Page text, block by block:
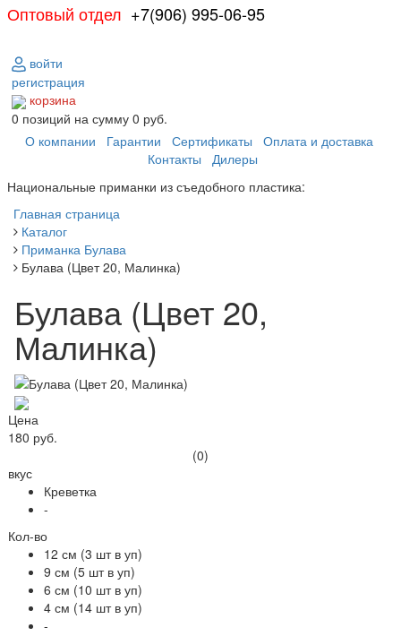
Оптовый отдел +7(906) 995-06-95
войти
регистрация
корзина
0 позиций на сумму 0 руб.
О компании
Гарантии Сертификаты
Оплата и доставка
Контакты
Дилеры
Национальные приманки из съедобного пластика:
Главная страница
Каталог
Приманка Булава
Булава (Цвет 20, Малинка)
Булава (Цвет 20,
Малинка)
Цена
180 руб.
(0)
вкус
Креветка
-
Кол-во
12 см (3 шт в уп)
9 см (5 шт в уп)
6 см (10 шт в уп)
4 см (14 шт в уп)
-